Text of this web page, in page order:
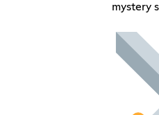
mystery